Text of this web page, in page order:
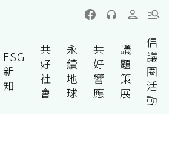
ESG
新
知
共
好
社
會
永
續
地
球
共
好
響
應
議
題
策
展
倡
議
圈
活
動